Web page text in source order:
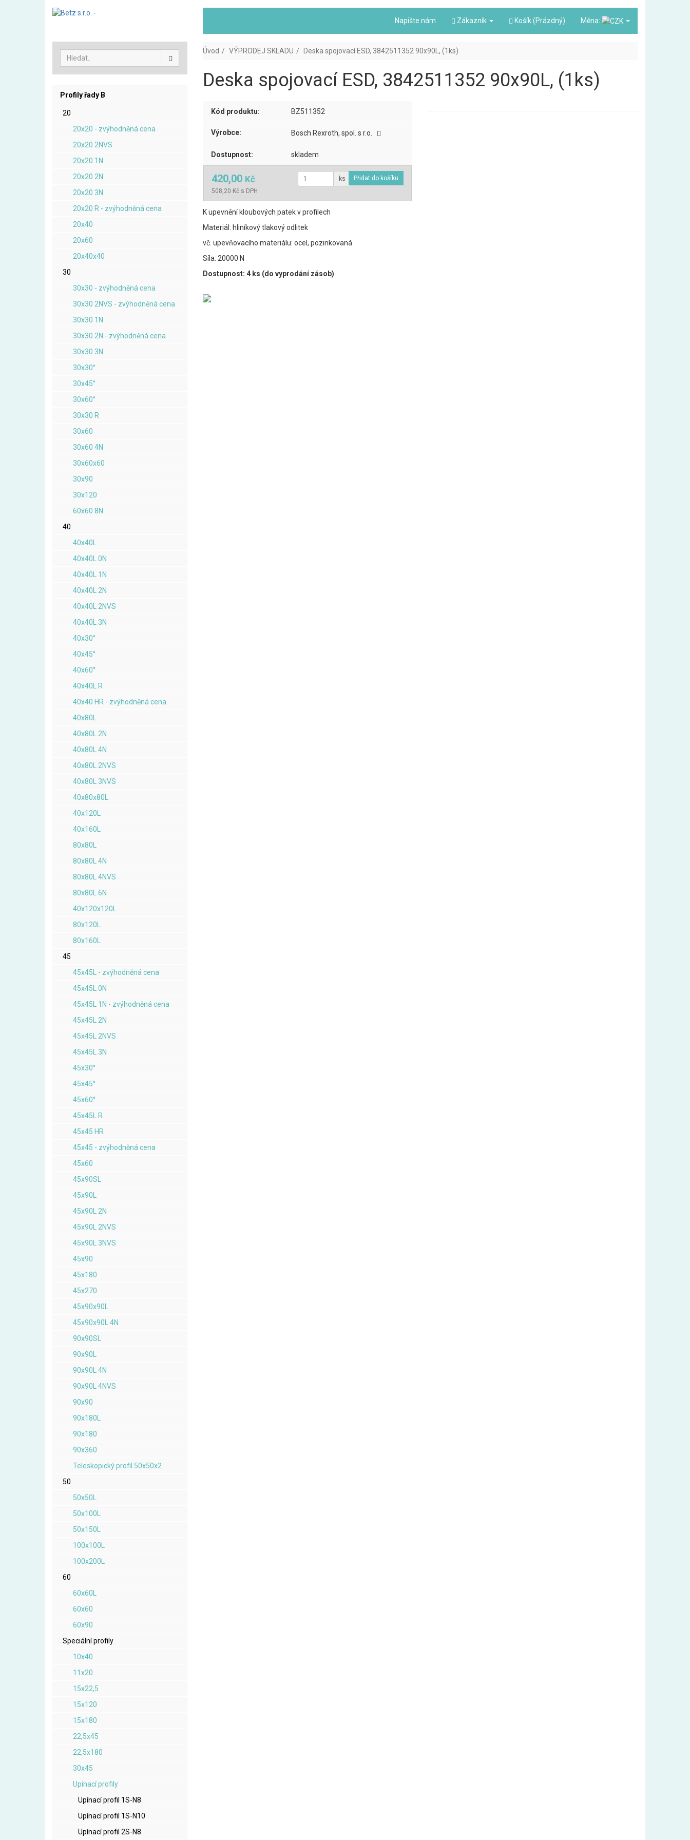
Napište nám Zákazník Košík (Prázdný) Měna:
Profily řady B
20
20x20 - zvýhodněná cena
20x20 2NVS
20x20 1N
20x20 2N
20x20 3N
20x20 R - zvýhodněná cena
20x40
20x60
20x40x40
30
30x30 - zvýhodněná cena
30x30 2NVS - zvýhodněná cena
30x30 1N
30x30 2N - zvýhodněná cena
30x30 3N
30x30°
30x45°
30x60°
30x30 R
30x60
30x60 4N
30x60x60
30x90
30x120
60x60 8N
40
40x40L
40x40L 0N
40x40L 1N
40x40L 2N
40x40L 2NVS
40x40L 3N
40x30°
40x45°
40x60°
40x40L R
40x40 HR - zvýhodněná cena
40x80L
40x80L 2N
40x80L 4N
40x80L 2NVS
40x80L 3NVS
40x80x80L
40x120L
40x160L
80x80L
80x80L 4N
80x80L 4NVS
80x80L 6N
40x120x120L
80x120L
80x160L
45
45x45L - zvýhodněná cena
45x45L 0N
45x45L 1N - zvýhodněná cena
45x45L 2N
45x45L 2NVS
45x45L 3N
45x30°
45x45°
45x60°
45x45L R
45x45 HR
45x45 - zvýhodněná cena
45x60
45x90SL
45x90L
45x90L 2N
45x90L 2NVS
45x90L 3NVS
45x90
45x180
45x270
45x90x90L
45x90x90L 4N
90x90SL
90x90L
90x90L 4N
90x90L 4NVS
90x90
90x180L
90x180
90x360
Teleskopický profil 50x50x2
50
50x50L
50x100L
50x150L
100x100L
100x200L
60
60x60L
60x60
60x90
Speciální profily
10x40
11x20
15x22,5
15x120
15x180
22,5x45
22,5x180
30x45
Upínací profily
Upínací profil 1S-N8
Upínací profil 1S-N10
Upínací profil 2S-N8
Úvod VÝPRODEJ SKLADU Deska spojovací ESD, 3842511352 90x90L, (1ks)
Deska spojovací ESD, 3842511352 90x90L, (1ks)
Kód produktu: BZ511352
Výrobce: Bosch Rexroth, spol. s r.o.
Dostupnost: skladem
420,00 Kč
508,20 Kč s DPH
ks
K upevnění kloubových patek v profilech
Materiál: hliníkový tlakový odlitek
vč. upevňovacího materiálu: ocel, pozinkovaná
Síla: 20000 N
Dostupnost: 4 ks (do vyprodání zásob)